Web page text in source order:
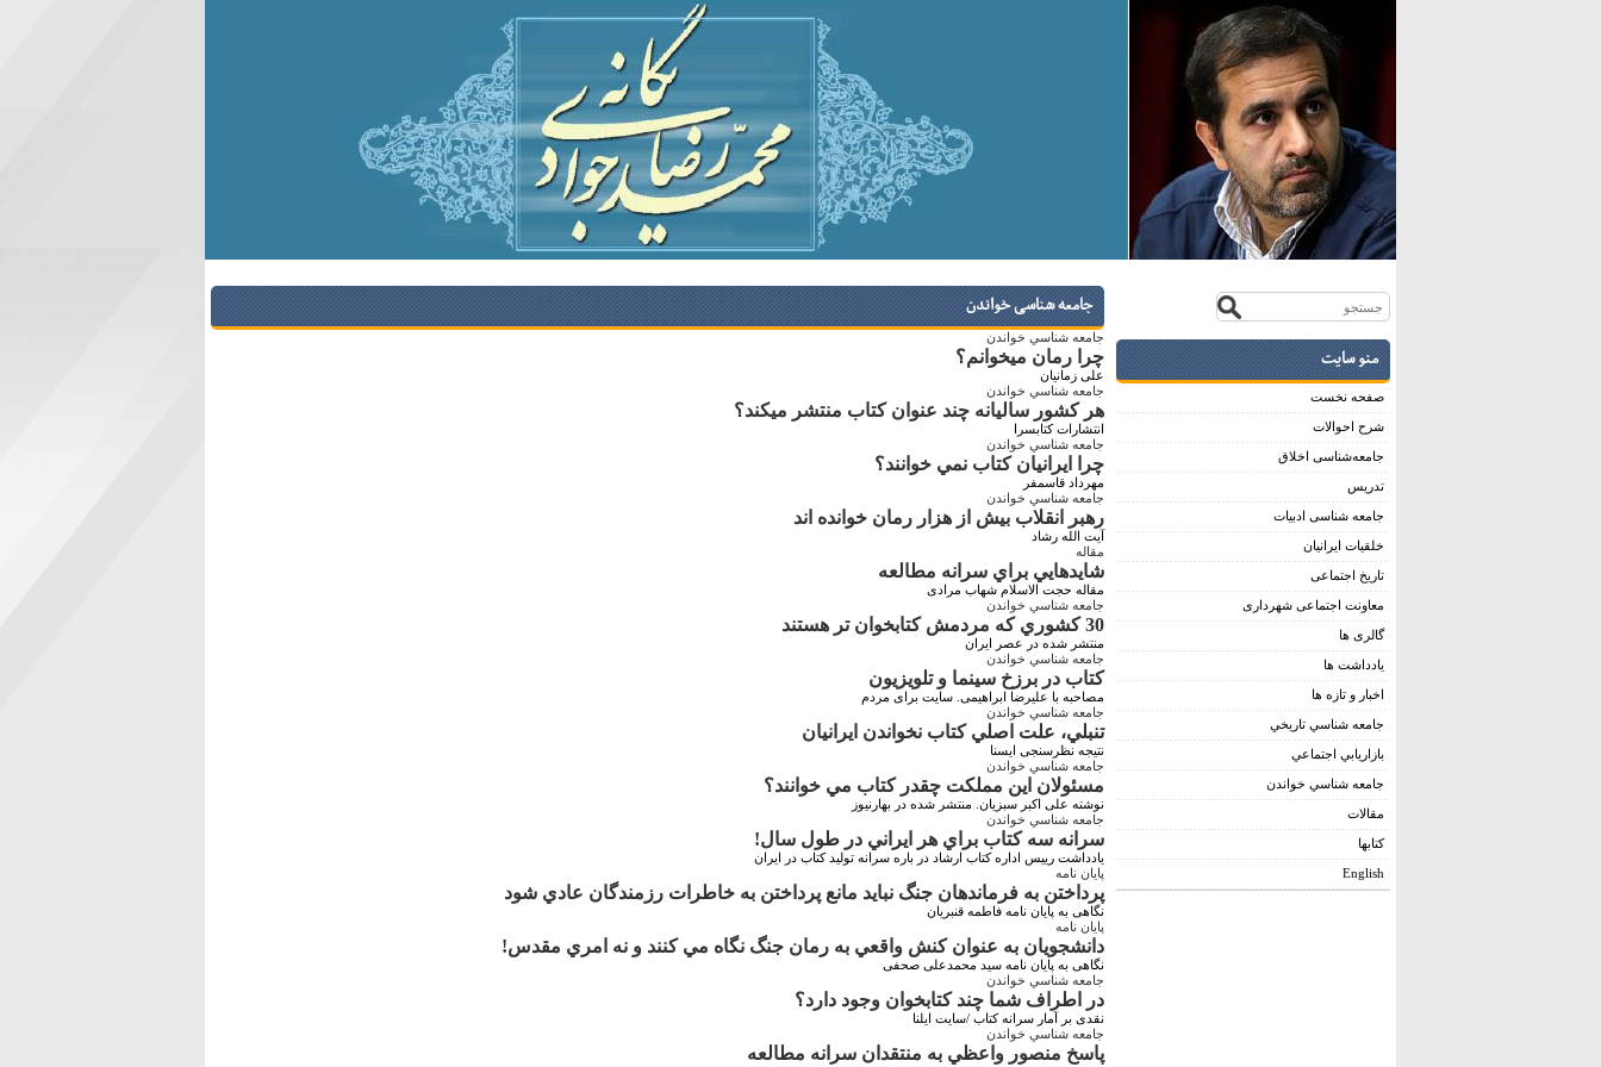
منو سایت
صفحه نخست
شرح احوالات
جامعه‌شناسی اخلاق
تدریس
جامعه شناسی ادبیات
خلقیات ایرانیان
تاریخ اجتماعی
معاونت اجتماعی شهرداری
گالری ها
يادداشت ها
اخبار و تازه ها
جامعه شناسي تاريخي
بازاريابي اجتماعي
جامعه شناسي خواندن
مقالات
کتابها
English
جامعه شناسی خواندن
جامعه شناسي خواندن
چرا رمان ميخوانم؟
علی زمانیان
جامعه شناسي خواندن
هر کشور ساليانه چند عنوان کتاب منتشر ميکند؟
انتشارات کتابسرا
جامعه شناسي خواندن
چرا ايرانيان کتاب نمي خوانند؟
مهرداد قاسمفر
جامعه شناسي خواندن
رهبر انقلاب بيش از هزار رمان خوانده اند
آیت الله رشاد
مقاله
شايدهايي براي سرانه مطالعه
مقاله حجت الاسلام شهاب مرادی
جامعه شناسي خواندن
30 کشوري که مردمش کتابخوان تر هستند
منتشر شده در عصر ایران
جامعه شناسي خواندن
کتاب در برزخ سينما و تلويزيون
مصاحبه با علیرضا ابراهیمی. سایت برای مردم
جامعه شناسي خواندن
تنبلي، علت اصلي کتاب نخواندن ايرانيان
نتیجه نظرسنجی ایسنا
جامعه شناسي خواندن
مسئولان اين مملكت چقدر کتاب مي خوانند؟
نوشته علی اکبر سبزیان. منتشر شده در بهارنیوز
جامعه شناسي خواندن
سرانه سه کتاب براي هر ايراني در طول سال!
یادداشت رییس اداره کتاب ارشاد در باره سرانه تولید کتاب در ایران
پايان نامه
پرداختن به فرماندهان جنگ نبايد مانع پرداختن به خاطرات رزمندگان عادي شود
نگاهی به پایان نامه فاطمه قنبریان
پايان نامه
دانشجويان به عنوان کنش واقعي به رمان جنگ نگاه مي کنند و نه امري مقدس!
نگاهی به پایان نامه سید محمدعلی صحفی
جامعه شناسي خواندن
در اطراف شما چند کتابخوان وجود دارد؟
نقدی بر آمار سرانه کتاب /سایت ایلنا
جامعه شناسي خواندن
پاسخ منصور واعظي به منتقدان سرانه مطالعه